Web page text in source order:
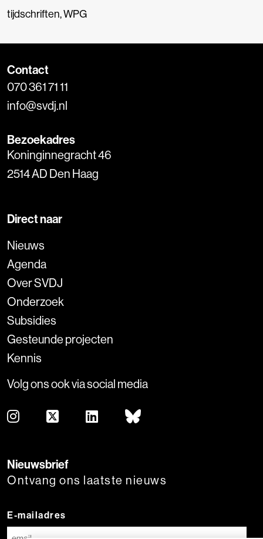
tijdschriften,WPG
Contact
070 361 71 11
info@svdj.nl
Bezoekadres
Koninginnegracht 46
2514 AD Den Haag
Direct naar
Nieuws
Agenda
Over SVDJ
Onderzoek
Subsidies
Gesteunde projecten
Kennis
Volg ons ook via social media
Nieuwsbrief
Ontvang ons laatste nieuws
E-mailadres